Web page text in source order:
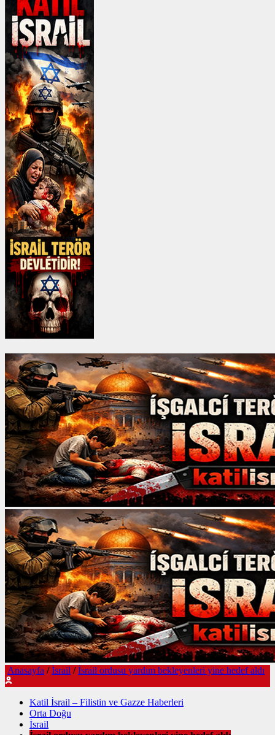
Anasayfa / İsrail / İsrail ordusu yardım bekleyenleri yine hedef aldı
Katil İsrail – Filistin ve Gazze Haberleri
Orta Doğu
İsrail